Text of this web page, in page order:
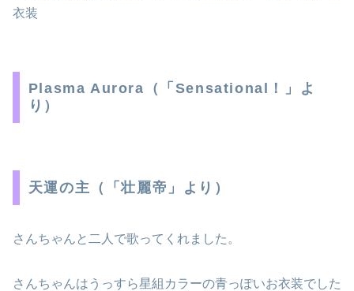
衣装
Plasma Aurora（「Sensational！」よ
り）
天運の主（「壮麗帝」より）
さんちゃんと二人で歌ってくれました。
さんちゃんはうっすら星組カラーの青っぽいお衣装でした